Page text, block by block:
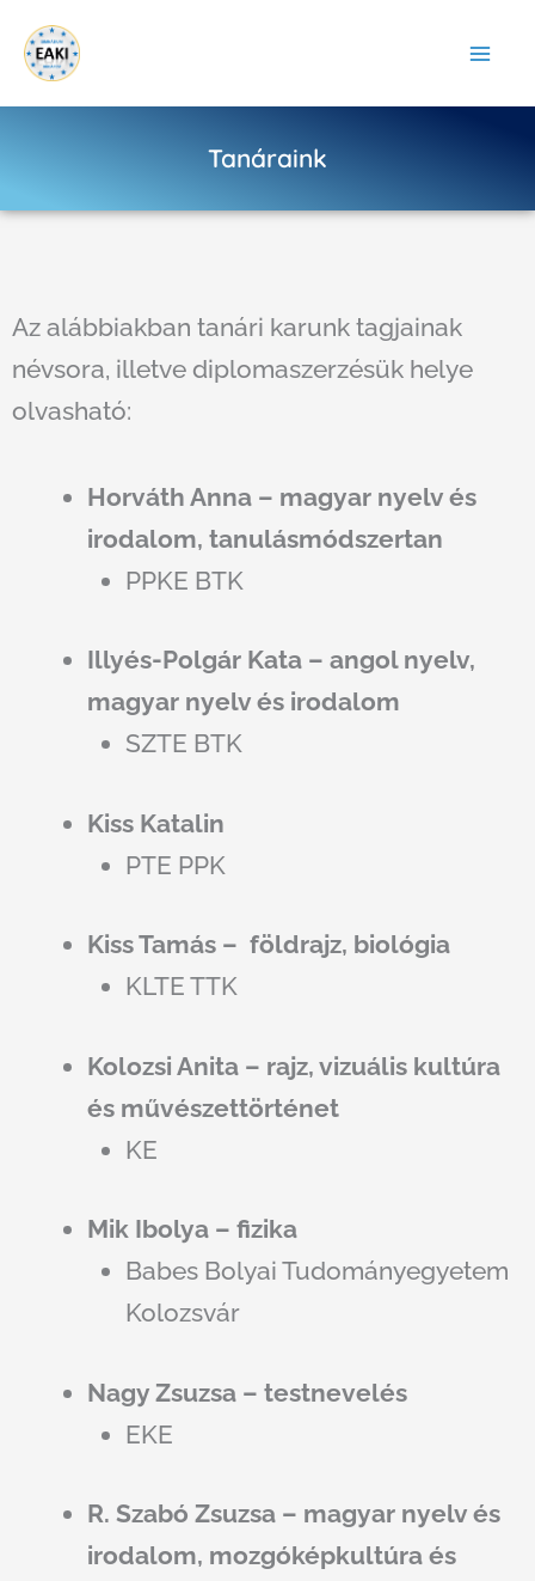
Tanáraink
Az alábbiakban tanári karunk tagjainak
névsora, illetve diplomaszerzésük helye
olvasható:
Horváth Anna – magyar nyelv és
irodalom, tanulásmódszertan
PPKE BTK
Illyés-Polgár Kata – angol nyelv,
magyar nyelv és irodalom
SZTE BTK
Kiss Katalin
PTE PPK
Kiss Tamás – földrajz, biológia
KLTE TTK
Kolozsi Anita – rajz, vizuális kultúra
és művészettörténet
KE
Mik Ibolya – fizika
Babes Bolyai Tudományegyetem
Kolozsvár
Nagy Zsuzsa – testnevelés
EKE
R. Szabó Zsuzsa – magyar nyelv és
irodalom, mozgóképkultúra és